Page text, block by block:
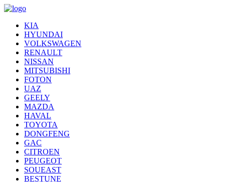
KIA
HYUNDAI
VOLKSWAGEN
RENAULT
NISSAN
MITSUBISHI
FOTON
UAZ
GEELY
MAZDA
HAVAL
TOYOTA
DONGFENG
GAC
CITROEN
PEUGEOT
SOUEAST
BESTUNE